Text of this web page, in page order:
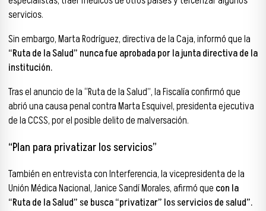
servicios.
Sin embargo, Marta Rodríguez, directiva de la Caja, informó que la
“Ruta de la Salud” nunca fue aprobada por la junta directiva de la
institución.
Tras el anuncio de la “Ruta de la Salud”, la Fiscalía confirmó que
abrió una causa penal contra Marta Esquivel, presidenta ejecutiva
de la CCSS, por el posible delito de malversación.
“Plan para privatizar los servicios”
También en entrevista con Interferencia, la vicepresidenta de la
Unión Médica Nacional, Janice Sandí Morales, afirmó que con la
“Ruta de la Salud” se busca “privatizar” los servicios de salud”.